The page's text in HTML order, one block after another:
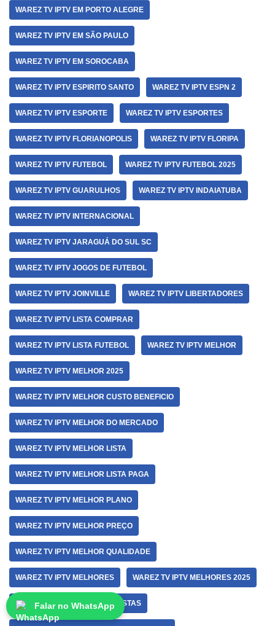
WAREZ TV IPTV EM PORTO ALEGRE
WAREZ TV IPTV EM SÃO PAULO
WAREZ TV IPTV EM SOROCABA
WAREZ TV IPTV ESPIRITO SANTO WAREZ TV IPTV ESPN 2
WAREZ TV IPTV ESPORTE WAREZ TV IPTV ESPORTES
WAREZ TV IPTV FLORIANOPOLIS WAREZ TV IPTV FLORIPA
WAREZ TV IPTV FUTEBOL WAREZ TV IPTV FUTEBOL 2025
WAREZ TV IPTV GUARULHOS WAREZ TV IPTV INDAIATUBA
WAREZ TV IPTV INTERNACIONAL
WAREZ TV IPTV JARAGUÁ DO SUL SC
WAREZ TV IPTV JOGOS DE FUTEBOL
WAREZ TV IPTV JOINVILLE WAREZ TV IPTV LIBERTADORES
WAREZ TV IPTV LISTA COMPRAR
WAREZ TV IPTV LISTA FUTEBOL WAREZ TV IPTV MELHOR
WAREZ TV IPTV MELHOR 2025
WAREZ TV IPTV MELHOR CUSTO BENEFICIO
WAREZ TV IPTV MELHOR DO MERCADO
WAREZ TV IPTV MELHOR LISTA
WAREZ TV IPTV MELHOR LISTA PAGA
WAREZ TV IPTV MELHOR PLANO
WAREZ TV IPTV MELHOR PREÇO
WAREZ TV IPTV MELHOR QUALIDADE
WAREZ TV IPTV MELHORES WAREZ TV IPTV MELHORES 2025
WAREZ TV IPTV MELHORES LISTAS
Falar no WhatsApp